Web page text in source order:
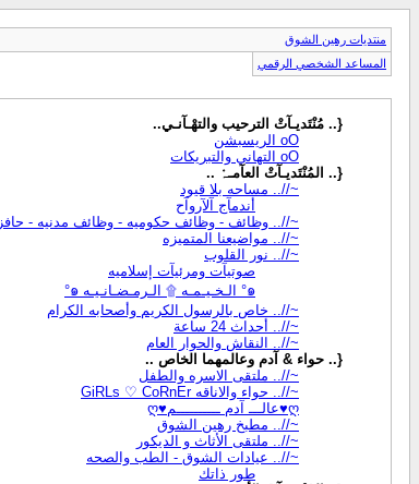
منتديات رهين الشوق
المساعد الشخصي الرقمي
{.. مُنْتَديـآتْ الترحيب والتهْـآنـي..
oO الريسبشن
oO التهاني والتبريكات
{.. المُنْتَديـآتْ العآمـہْ ..
~//.. مساحه بلا قيود
أندمآج آلآروآح
~//.. وظائف - وظائف حكوميه - وظائف مدنيه - حافز
~//.. مواضيعنا المتميزه
~//.. نور القلوب
صوتيآت ومرئيآت إسلاميه
๑° الـخـيـمـه ۩ الـرمـضـانـيـه ๑°
~//.. خاص بالرسول الكريم وأصحابه الكرام
~//.. أحداث 24 ساعة
~//.. النقاش والحوار العام
{.. حواء & آدم وعالمهما الخاص ..
~//.. ملتقى الاسره والطفل
~//.. حواء والاناقه GiRLs ♡ CoRnEr
ღ♥عالـــ آدم ــــــــــم♥ღ
~//.. مطبخ رهين الشوق
~//.. ملتقى الأثاث و الديكور
~//.. عيادات الشوق - الطب والصحه
طور ذاتك